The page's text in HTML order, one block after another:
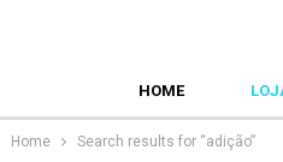
HOME
Home Search results for “adição”